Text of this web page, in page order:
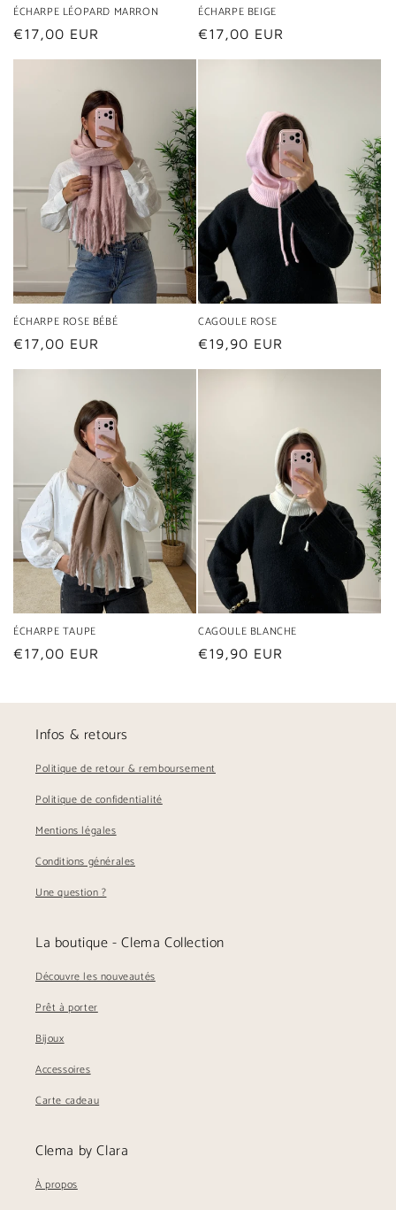
ÉCHARPE LÉOPARD MARRON
Prix
€17,00 EUR
ÉCHARPE BEIGE
Prix
€17,00 EUR
ÉCHARPE ROSE BÉBÉ
Prix
€17,00 EUR
CAGOULE ROSE
Prix
€19,90 EUR
ÉCHARPE TAUPE
Prix
€17,00 EUR
CAGOULE BLANCHE
Prix
€19,90 EUR
Infos & retours
Politique de retour & remboursement
Politique de confidentialité
Mentions légales
Conditions générales
Une question ?
La boutique - Clema Collection
Découvre les nouveautés
Prêt à porter
Bijoux
Accessoires
Carte cadeau
Clema by Clara
À propos